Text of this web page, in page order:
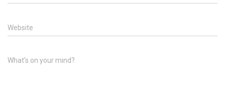
Website
What's on your mind?